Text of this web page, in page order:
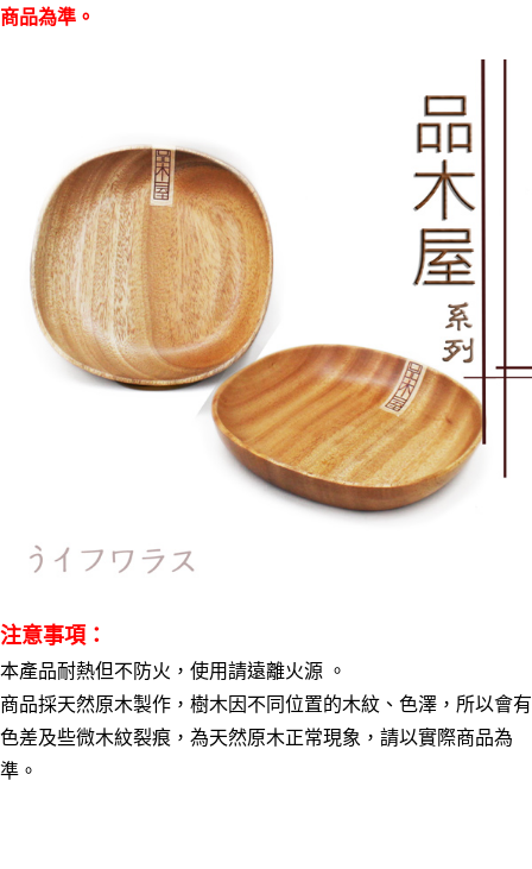
客戶支援中心」
易，需依本服務之必要範圍內提供個人資料，並將交易相關給付款項請求債
２．關於個人資料處理事宜，請瀏覽以下網址：
https://aftee.tw/terms/#terms3
３．未成年的使用者請事先徵得法定代理人或監護人之同意方可使用
「AFTEE先享後付」，若未經同意申辦者引起之損失，本公司不負相關責
任。
４．使用「AFTEE先享後付」時，將依據個別帳號之用戶狀況，依本公司即
時審查核予不同之上限額度；若仍有額度不足之情形，本公司將視審查結果
請求用戶進行身份認證。
５．嚴禁一人註冊多個帳號或使用他人資訊註冊。若發現惡意使用之情形，
恩沛科技股份有限公司將有權停止該用戶之使用額度並採取法律行動。
7-11離島取貨付款
外島宅配
每筆NT$150，滿NT$3,000(含以上)免運費
貨到付款
每筆NT$150，滿NT$3,000(含以上)免運費
商品為準。
注意事項：
本產品耐熱但不防火，使用請遠離火源 。
商品採天然原木製作，樹木因不同位置的木紋、色澤，所以會有
色差及些微木紋裂痕，為天然原木正常現象，請以實際商品為
準。